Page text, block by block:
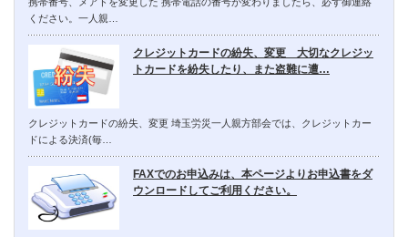
ください。一人親…
クレジットカードの紛失、変更 大切なクレジッ
トカードを紛失したり、また盗難に遭…
クレジットカードの紛失、変更 埼玉労災一人親方部会では、クレジットカー
ドによる決済(毎…
FAXでのお申込みは、本ページよりお申込書をダ
ウンロードしてご利用ください。